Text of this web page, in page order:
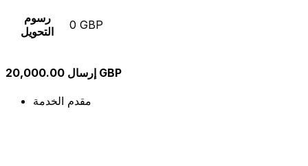
رسوم
التحويل
0 GBP
إرسال 20,000.00 GBP
مقدم الخدمة